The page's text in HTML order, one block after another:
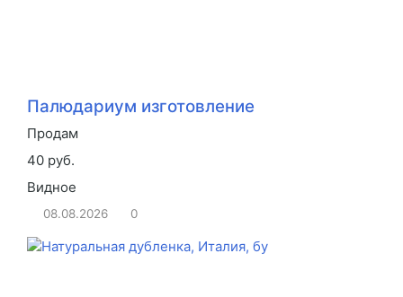
Палюдариум изготовление
Продам
40 руб.
Видное
08.08.2026 0